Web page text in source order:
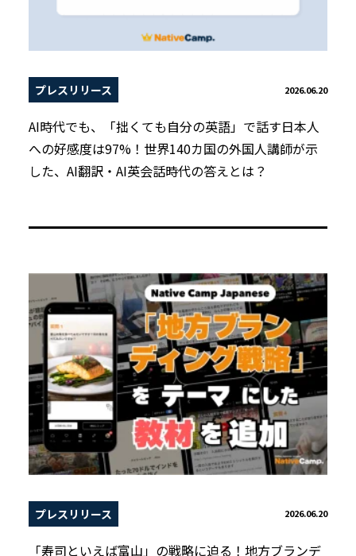
プレスリリース 2026.06.20
AI時代でも、「拙くても自分の英語」で話す日本人
への好感度は97%！世界140カ国の外国人講師が示
した、AI翻訳・AI英会話時代の答えとは？
プレスリリース 2026.06.20
「寿司といえば富山」の戦略に迫る！地方ブランデ